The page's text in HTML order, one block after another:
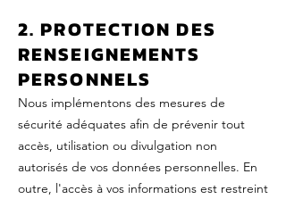
2. PROTECTION DES
RENSEIGNEMENTS
PERSONNELS
Nous implémentons des mesures de
sécurité adéquates afin de prévenir tout
accès, utilisation ou divulgation non
autorisés de vos données personnelles. En
outre, l'accès à vos informations est restreint